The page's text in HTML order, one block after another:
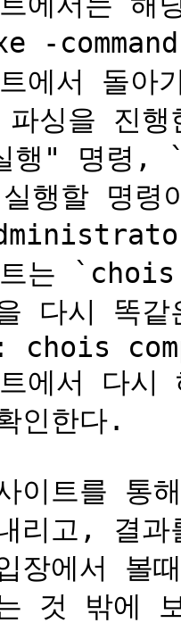
-
에서 돌아
파싱을 진
행" 명령,
행할 명
트는
다시 똑
에서 다시
인한다.
이트를 통
리고, 결
장에서
것 밖에